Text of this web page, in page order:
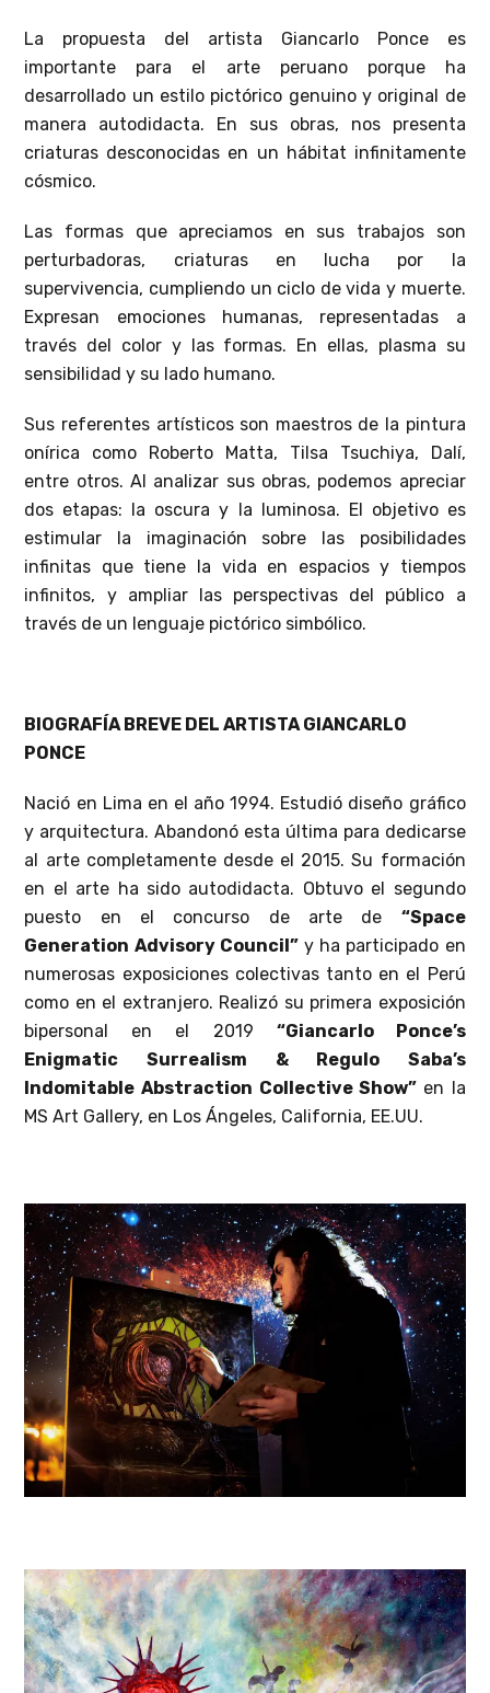
La propuesta del artista Giancarlo Ponce es
importante para el arte peruano porque ha
desarrollado un estilo pictórico genuino y original de
manera autodidacta. En sus obras, nos presenta
criaturas desconocidas en un hábitat infinitamente
cósmico.
Las formas que apreciamos en sus trabajos son
perturbadoras, criaturas en lucha por la
supervivencia, cumpliendo un ciclo de vida y muerte.
Expresan emociones humanas, representadas a
través del color y las formas. En ellas, plasma su
sensibilidad y su lado humano.
Sus referentes artísticos son maestros de la pintura
onírica como Roberto Matta, Tilsa Tsuchiya, Dalí,
entre otros. Al analizar sus obras, podemos apreciar
dos etapas: la oscura y la luminosa. El objetivo es
estimular la imaginación sobre las posibilidades
infinitas que tiene la vida en espacios y tiempos
infinitos, y ampliar las perspectivas del público a
través de un lenguaje pictórico simbólico.
BIOGRAFÍA BREVE DEL ARTISTA GIANCARLO
PONCE
Nació en Lima en el año 1994. Estudió diseño gráfico
y arquitectura. Abandonó esta última para dedicarse
al arte completamente desde el 2015. Su formación
en el arte ha sido autodidacta. Obtuvo el segundo
puesto en el concurso de arte de “Space
Generation Advisory Council” y ha participado en
numerosas exposiciones colectivas tanto en el Perú
como en el extranjero. Realizó su primera exposición
bipersonal en el 2019 “Giancarlo Ponce’s
Enigmatic Surrealism & Regulo Saba’s
Indomitable Abstraction Collective Show” en la
MS Art Gallery, en Los Ángeles, California, EE.UU.